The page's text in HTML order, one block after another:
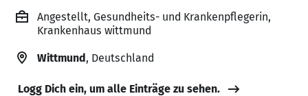
Angestellt, Gesundheits- und Krankenpflegerin,
Krankenhaus wittmund
Wittmund, Deutschland
Logg Dich ein, um alle Einträge zu sehen.